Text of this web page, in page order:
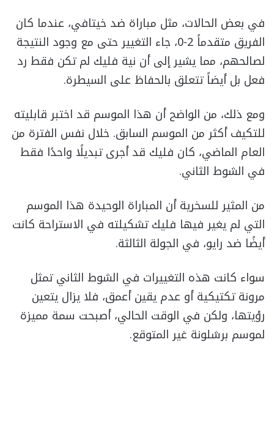
في بعض الحالات، مثل مباراة ضد خيتافي، عندما كان
الفريق متقدماً 2-0، جاء التغيير حتى مع وجود النتيجة
لصالحهم، مما يشير إلى أن نية فليك لم تكن فقط رد
فعل بل أيضاً تتعلق بالحفاظ على السيطرة.
ومع ذلك، من الواضح أن هذا الموسم قد اختبر قابليته
للتكيف أكثر من الموسم السابق. خلال نفس الفترة من
العام الماضي، كان فليك قد أجرى تبديلًا واحدًا فقط
في الشوط الثاني.
من المثير للسخرية أن المباراة الوحيدة هذا الموسم
التي لم يغير فيها فليك تشكيلته في الاستراحة كانت
أيضًا ضد رايو، في الجولة الثالثة.
سواء كانت هذه التغييرات في الشوط الثاني تمثل
مرونة تكتيكية أو عدم يقين أعمق، فلا يزال يتعين
رؤيتها، ولكن في الوقت الحالي، أصبحت سمة مميزة
لموسم برشلونة غير المتوقع.